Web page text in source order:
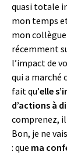
quasi totale
mon temps
mon
récemment
l’impact de
qui a marché
fait qu’elle
d’actions à
comprenez, il
Bon, je ne
: que ma